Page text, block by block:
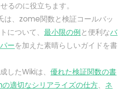
るのに役立ちます。
、zome関数と検証コールバッ
について、最小限の例と便利なバ
ーを加えた素晴らしいガイドを書
したWikiは、優れた検証関数の書
適切なシリアライズの仕方、 ネ